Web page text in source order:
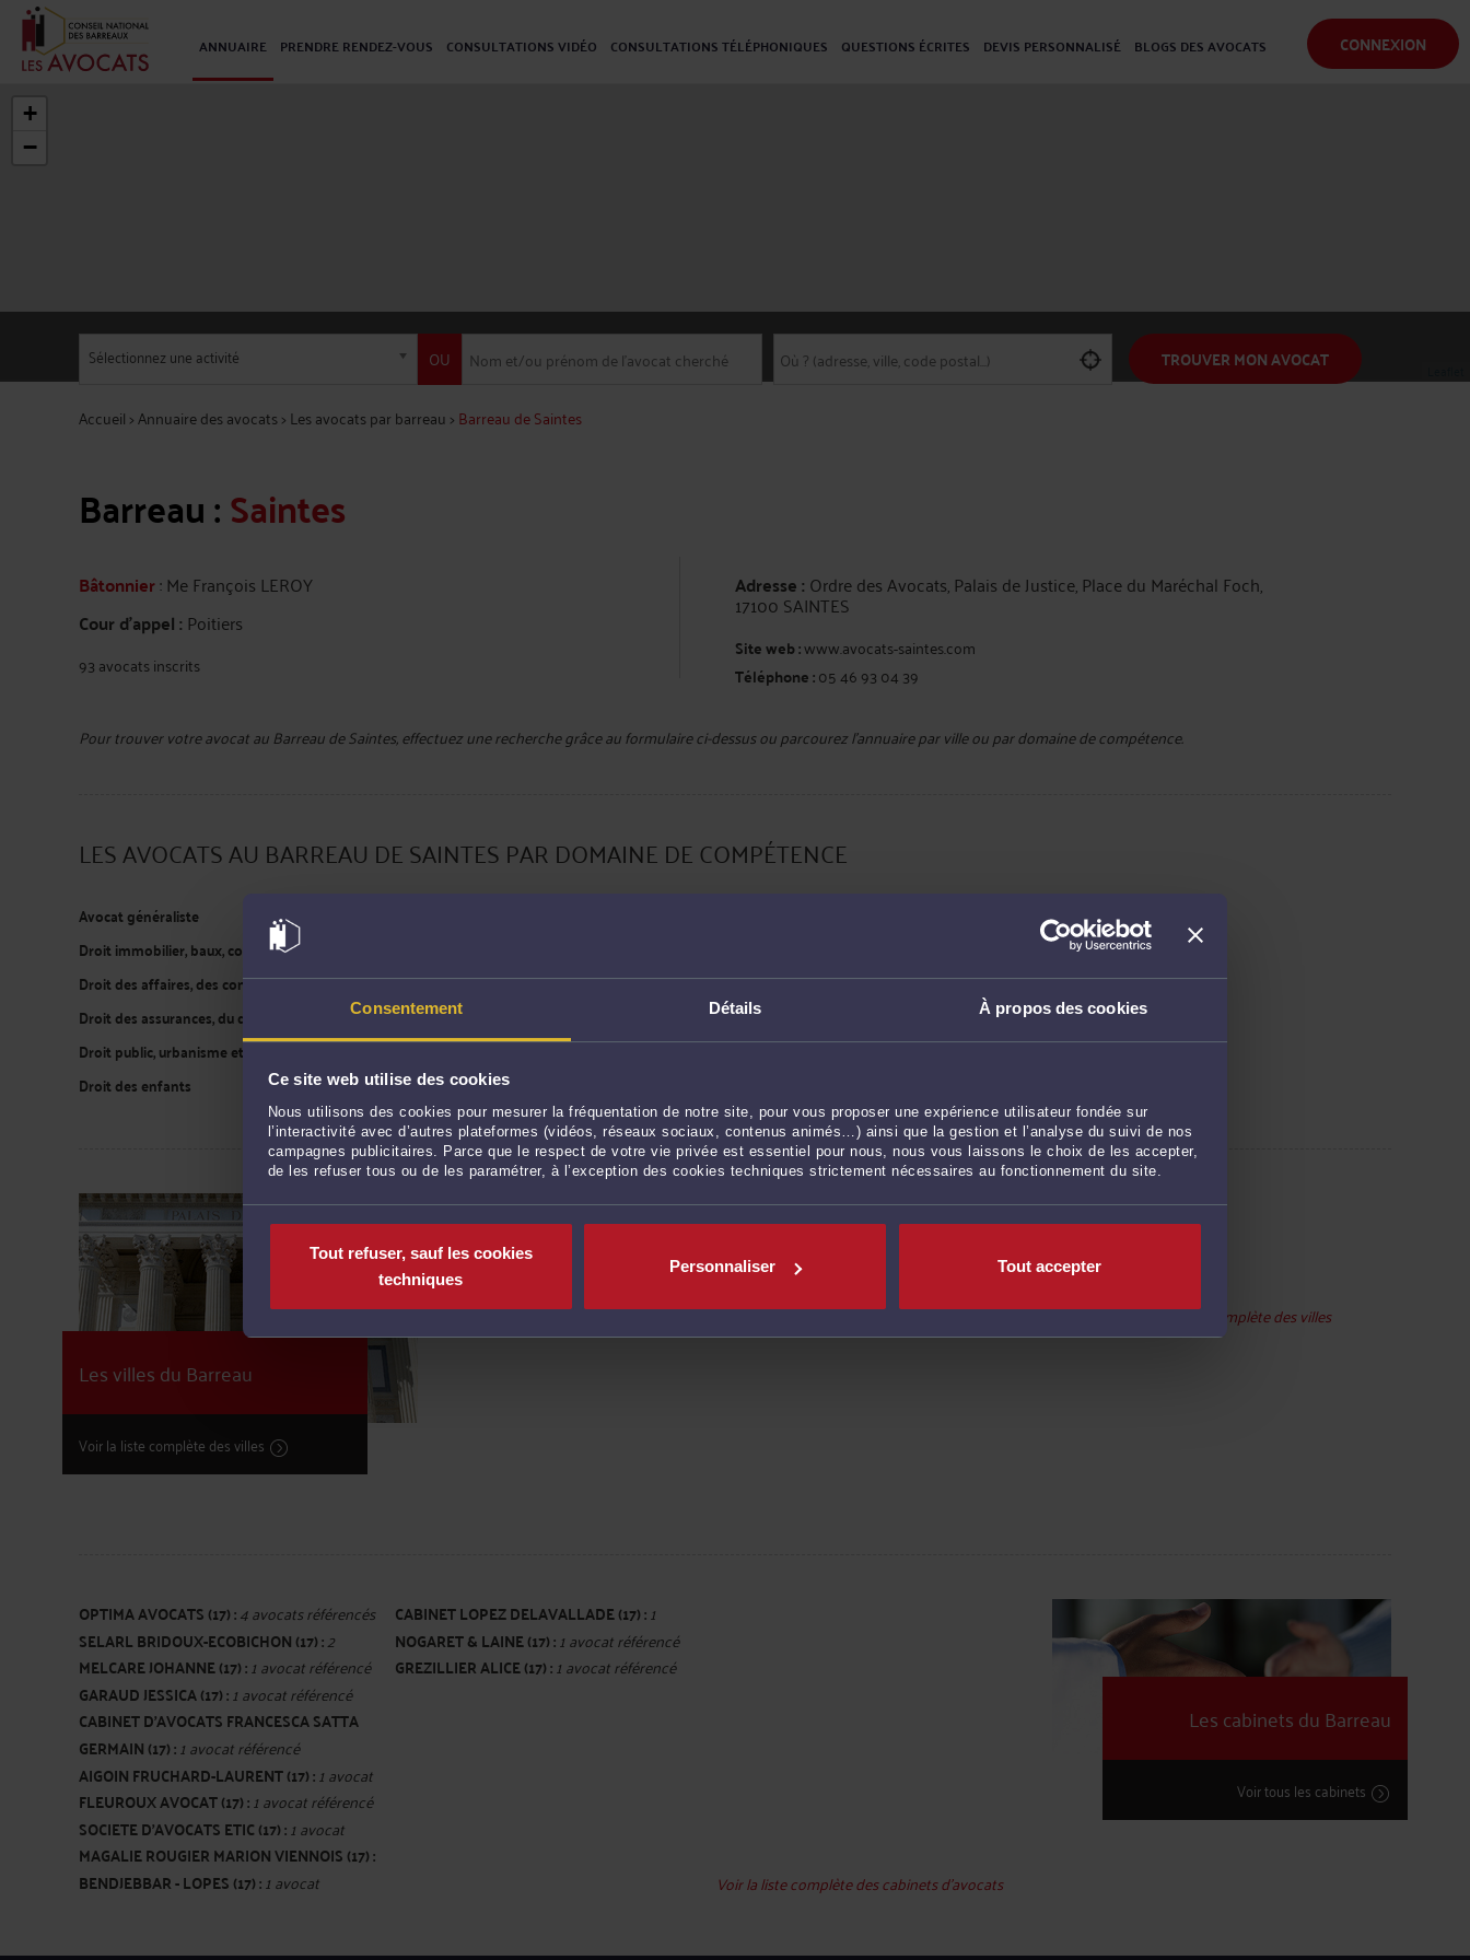
Consentement Détails À propos des cookies
Ce site web utilise des cookies
Nous utilisons des cookies pour mesurer la fréquentation de notre site, pour vous proposer une expérience utilisateur fondée sur
l’interactivité avec d’autres plateformes (vidéos, réseaux sociaux, contenus animés…) ainsi que la gestion et l’analyse du suivi de nos
campagnes publicitaires. Parce que le respect de votre vie privée est essentiel pour nous, nous vous laissons le choix de les accepter,
de les refuser tous ou de les paramétrer, à l’exception des cookies techniques strictement nécessaires au fonctionnement du site.
Tout refuser, sauf les cookies
techniques
Personnaliser Tout accepter
CONNEXION
ANNUAIRE PRENDRE RENDEZ-VOUS CONSULTATIONS VIDÉO CONSULTATIONS TÉLÉPHONIQUES QUESTIONS ÉCRITES DEVIS PERSONNALISÉ BLOGS DES AVOCATS
+
−
Sélectionnez une activité OU TROUVER MON AVOCAT
Accueil >Annuaire des avocats> Les avocats par barreau > Barreau de Saintes
Barreau :Saintes
Bâtonnier: Me François LEROY
Cour d'appel : Poitiers
93 avocats inscrits
Adresse : Ordre des Avocats, Palais de Justice, Place du Maréchal Foch,
17100 SAINTES
Site web :www.avocats-saintes.com
Téléphone :05 46 93 04 39
Pourtrouver votre avocat au Barreau de Saintes, effectuez une recherche grâce au formulaire ci-dessus ou parcourez l'annuaire par ville ou par domaine de compétence.
LES AVOCATS AU BARREAU DE SAINTES PAR DOMAINE DE COMPÉTENCE
Avocat généraliste
Droit de la famille, des personnes, et de la consommation
Droit immobilier, baux, construction, voisinage
Droit des affaires, des contrats, et des sociétés commerciales
Droit fiscal, impôts, taxes
Droit des assurances, du dommage corporel et de la santé
Droit pénal, droit routier et droit des étrangers
Droit public, urbanisme et droit de l'environnement
Procédure civile, procédure d'appel
Droit des enfants
Les villes du Barreau
Voir la liste complète des villes
Saintes (17) :43 avocats référencés
5 avocats référencés
Pons (17) :2 avocats référencés
Saint-Georges-de-Didonne (17) :
référencés
Jonzac (17) :1 avocat référencé Voir la liste complète des villes
Les cabinets du Barreau
Voir tous les cabinets
OPTIMA AVOCATS (17) :4 avocats référencés
SELARL BRIDOUX-ECOBICHON (17) :2
avocats référencés
MELCARE JOHANNE (17) :1 avocat référencé
GARAUD JESSICA (17) :1 avocat référencé
CABINET D'AVOCATS FRANCESCA SATTA
(17) :1 avocat référencé
GERMAIN (17) :1 avocat référencé
AIGOIN FRUCHARD-LAURENT (17) :1 avocat
référencé
FLEUROUX AVOCAT (17) :1 avocat référencé
SOCIETE D'AVOCATS ETIC (17) :1 avocat
référencé
MAGALIE ROUGIER MARION VIENNOIS (17) :
1 avocat référencé
BENDJEBBAR - LOPES (17) :1 avocat
CABINET LOPEZ DELAVALLADE (17) :1
avocat référencé
NOGARET & LAINE (17) :1 avocat référencé
GREZILLIER ALICE (17) :1 avocat référencé
Voir la liste complète des cabinets d’avocats